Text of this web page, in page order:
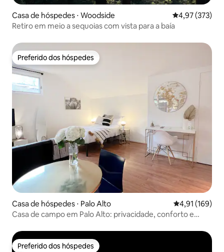
Casa de hóspedes ⋅ Woodside 4,97 de uma
4,97 (373)
Retiro em meio a sequoias com vista para a baía
Preferido dos hóspedes
Preferido dos hóspedes
Casa de hóspedes ⋅ Palo Alto 4,91 de uma
4,91 (169)
Casa de campo em Palo Alto: privacidade, conforto e
Preferido dos hóspedes